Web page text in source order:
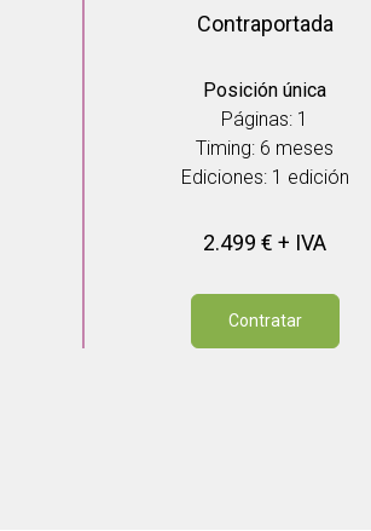
Contraportada
Posición única
Páginas: 1
Timing: 6 meses
Ediciones: 1 edición
2.499 € + IVA
Contratar